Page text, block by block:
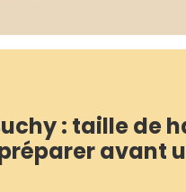
: taille de
avant